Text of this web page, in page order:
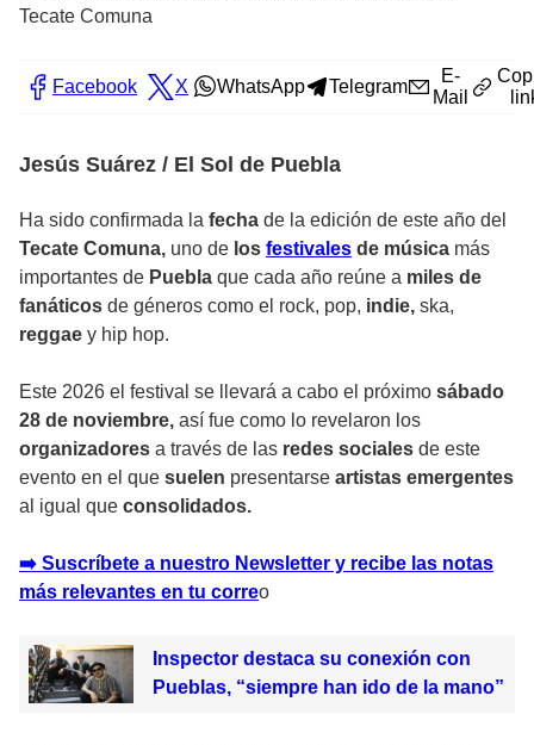
Tecate Comuna
Facebook X WhatsApp Telegram
E-
Mail
Jesús Suárez / El Sol de Puebla
Ha sido confirmada la fecha de la edición de este año del
Tecate Comuna, uno de los festivales de música más
importantes de Puebla que cada año reúne a miles de
fanáticos de géneros como el rock, pop, indie, ska,
reggae y hip hop.
Este 2026 el festival se llevará a cabo el próximo sábado
28 de noviembre, así fue como lo revelaron los
organizadores a través de las redes sociales de este
evento en el que suelen presentarse artistas emergentes
al igual que consolidados.
➡️ Suscríbete a nuestro Newsletter y recibe las notas
más relevantes en tu correo
Inspector destaca su conexión con
Pueblas, “siempre han ido de la mano”